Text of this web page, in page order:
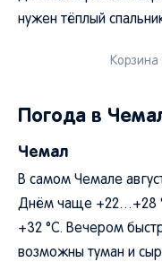
нужен тёплый
Погода в
Чемал
В самом Чемале
Днём чаще +22…+28
+32 °C. Вечером
возможны туман и